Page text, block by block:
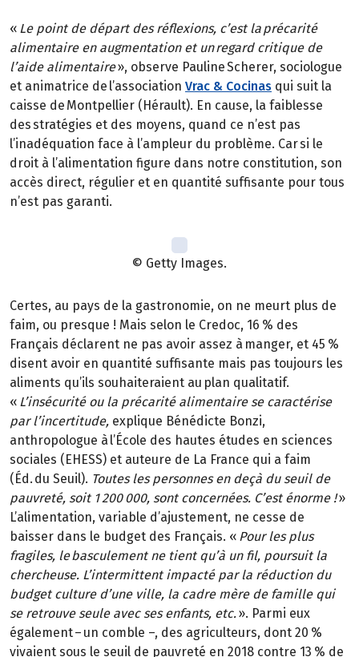
« Le point de départ des réflexions, c’est la précarité
alimentaire en augmentation et un regard critique de
l’aide alimentaire», observe Pauline Scherer, sociologue
et animatrice de l’association Vrac & Cocinas qui suit la
caisse de Montpellier (Hérault). En cause, la faiblesse
des stratégies et des moyens, quand ce n’est pas
l’inadéquation face à l’ampleur du problème. Car si le
droit à l’alimentation figure dans notre constitution, son
accès direct, régulier et en quantité suffisante pour tous
n’est pas garanti.
© Getty Images.
Certes, au pays de la gastronomie, on ne meurt plus de
faim, ou presque ! Mais selon le Credoc, 16 % des
Français déclarent ne pas avoir assez à manger, et 45 %
disent avoir en quantité suffisante mais pas toujours les
aliments qu’ils souhaiteraient au plan qualitatif.
« L’insécurité ou la précarité alimentaire se caractérise
par l’incertitude, explique Bénédicte Bonzi,
anthropologue à l’École des hautes études en sciences
sociales (EHESS) et auteure de La France qui a faim
(Éd. du Seuil). Toutes les personnes en deçà du seuil de
pauvreté, soit 1 200 000, sont concernées. C’est énorme !»
L’alimentation, variable d’ajustement, ne cesse de
baisser dans le budget des Français. « Pour les plus
fragiles, le basculement ne tient qu’à un fil, poursuit la
chercheuse. L’intermittent impacté par la réduction du
budget culture d’une ville, la cadre mère de famille qui
se retrouve seule avec ses enfants, etc.». Parmi eux
également – un comble –, des agriculteurs, dont 20 %
vivaient sous le seuil de pauvreté en 2018 contre 13 % de